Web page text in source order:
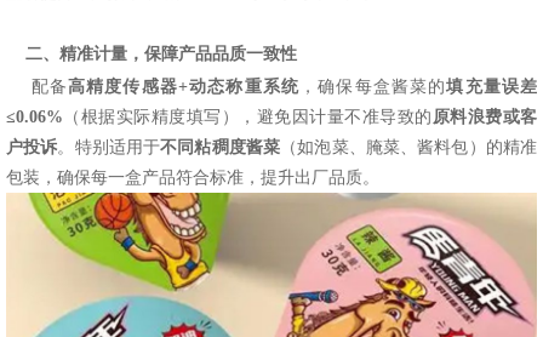
二、精准计量，保障产品品质一致性
配备 高精度传感器+动态称重系统 ，确保每盒酱菜的填充量误差
≤0.06% （根据实际精度填写），避免因计量不准导致的 原料浪费或客
户投诉。特别适用于不同粘稠度酱菜 （如泡菜、腌菜、酱料包）的精准
包装，确保每一盒产品符合标准，提升出厂品质。